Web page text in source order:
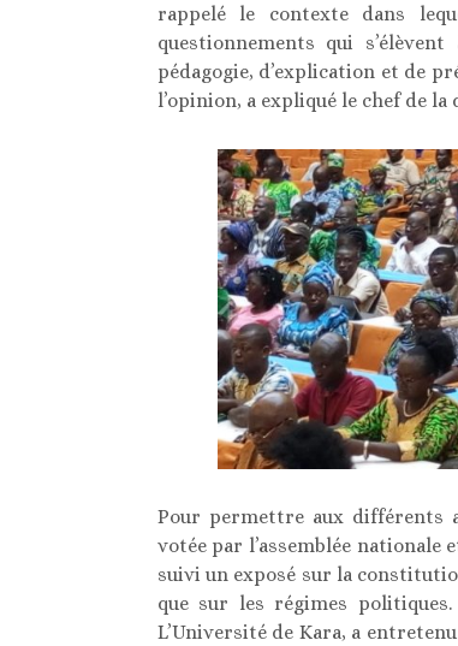
rappelé le contexte dans
questionnements qui
pédagogie, d’explication et de
l’opinion, a expliqué le chef de la
Pour permettre aux différents
votée par l’assemblée
suivi un exposé sur la
que sur les régimes
L’Université de Kara, a